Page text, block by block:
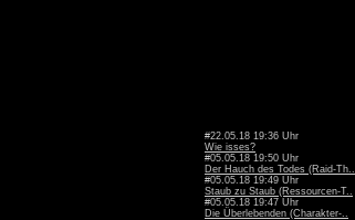
#22.05.18 19:36 Uhr
Wie isses?
#05.05.18 19:50 Uhr
Der Hauch des Todes (Raid-Th..
#05.05.18 19:49 Uhr
Staub zu Staub (Ressourcen-T..
#05.05.18 19:47 Uhr
Die Überlebenden (Charakter-..